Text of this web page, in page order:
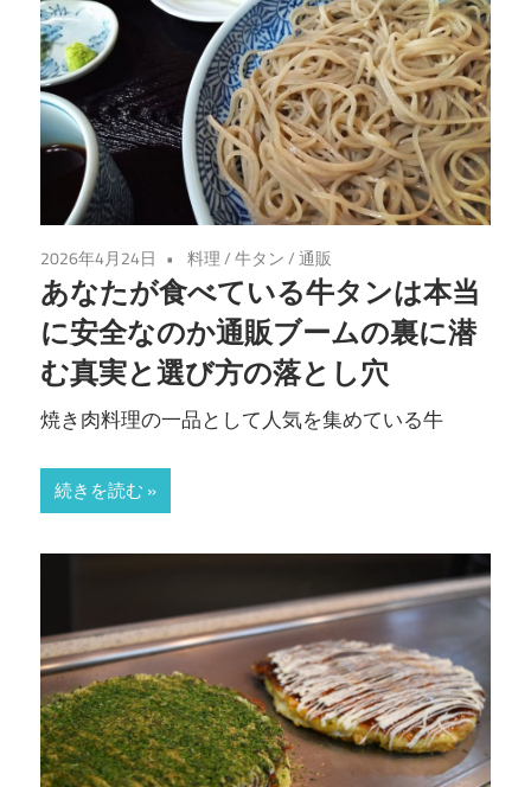
2026年4月24日 料理/牛タン/通販
あなたが食べている牛タンは本当
に安全なのか通販ブームの裏に潜
む真実と選び方の落とし穴
焼き肉料理の一品として人気を集めている牛
続きを読む